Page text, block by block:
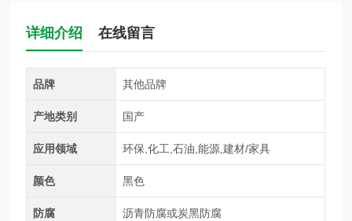
详细介绍 在线留言
品牌 其他品牌
产地类别 国产
应用领域 环保,化工,石油,能源,建材/家具
颜色 黑色
防腐 沥青防腐或炭黑防腐